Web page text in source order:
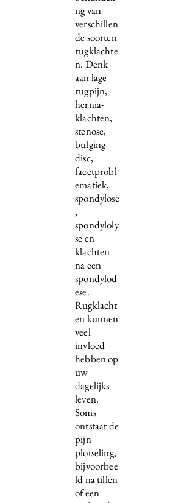
ng van
verschillen
de soorten
rugklachte
n. Denk
aan lage
rugpijn,
hernia-
klachten,
stenose,
bulging
disc,
facetprobl
ematiek,
spondylose
,
spondyloly
se en
klachten
na een
spondylod
ese.
Rugklacht
en kunnen
veel
invloed
hebben op
uw
dagelijks
leven.
Soms
ontstaat de
pijn
plotseling,
bijvoorbee
ld na tillen
of een